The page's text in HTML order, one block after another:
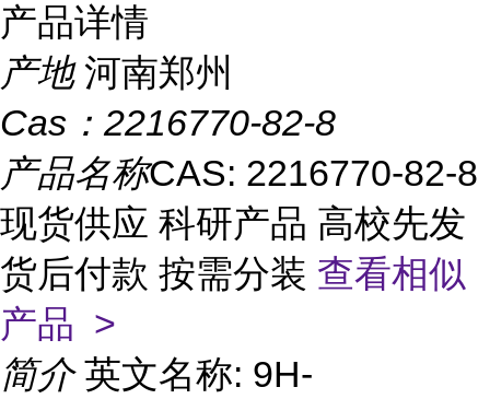
产品详情
产地 河南郑州
Cas： 2216770-82-8
产品名称CAS: 2216770-82-8
现货供应 科研产品 高校先发
货后付款 按需分装 查看相似
产品 >
简介 英文名称: 9H-